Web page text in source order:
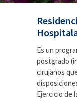
Es un
postgrado
cirujanos
Ejercicio de